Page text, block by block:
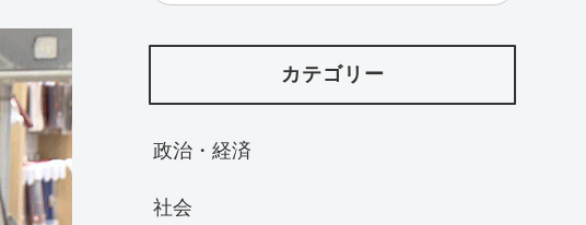
カテゴリー
政治・経済
社会